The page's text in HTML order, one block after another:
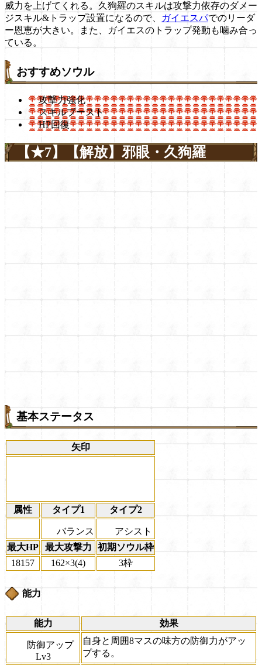
威力を上げてくれる。久狗羅のスキルは攻撃力依存のダメー
ジスキル&トラップ設置になるので、
ガイエスパでのリーダ
ー恩恵が大きい。また、ガイエスのトラップ発動も噛み合っ
ている。
おすすめソウル
攻撃力強化
スキルブースト
HP回復
【★7】【解放】邪眼・久狗羅
基本ステータス
矢印
属性 タイプ1 タイプ2
バランス
アシスト
最大HP
最大攻撃力
初期ソウル枠
18157
162×3(4) 3枠
能力
能力 効果
防御アップ
Lv3
自身と周囲8マスの味方の防御力がアッ
プする。